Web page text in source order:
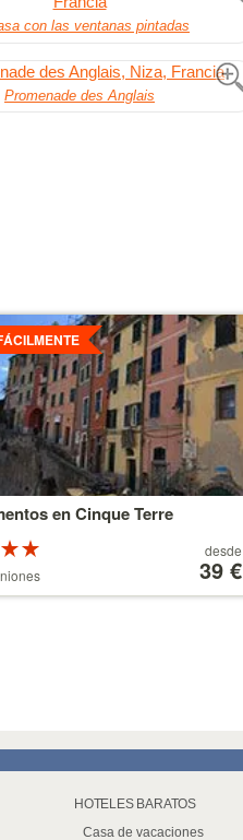
con las ventanas pintadas
Promenade des Anglais
en Cinque Terre
179 €
desde
39 €
HOTELES BARATOS
Casa de vacaciones